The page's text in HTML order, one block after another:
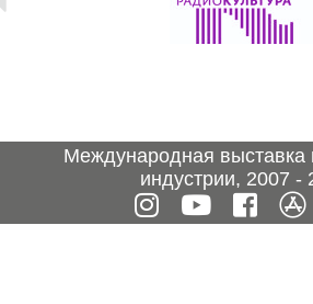
Международная выставка
индустрии, 2007 -